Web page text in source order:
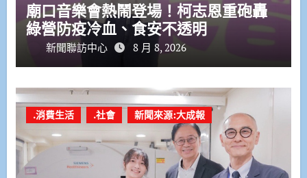
廟口音樂會熱鬧登場！柯志恩重砲轟
綠營防疫冷血、食安不透明
新聞聯訪中心 8 月 8, 2026
.消費生活 .社會 新聞來源:大成報